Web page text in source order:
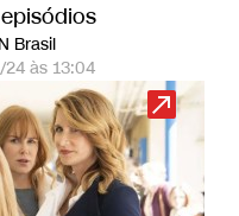
Brasil
24 às 13:04